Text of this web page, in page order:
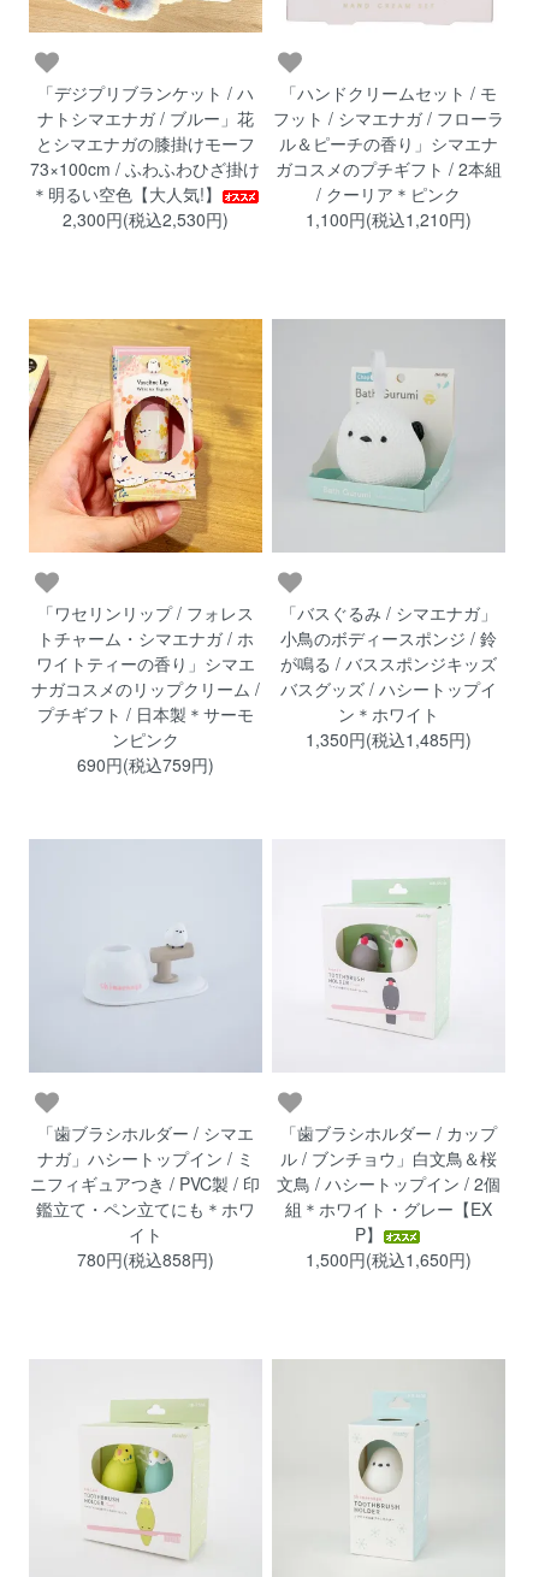
「デジプリブランケット / ハ
ナトシマエナガ / ブルー」花
とシマエナガの膝掛けモーフ
73×100cm / ふわふわひざ掛け
＊明るい空色【大人気!】
2,300円(税込2,530円)
「ハンドクリームセット / モ
フット / シマエナガ / フローラ
ル＆ピーチの香り」シマエナ
ガコスメのプチギフト / 2本組
/ クーリア＊ピンク
1,100円(税込1,210円)
「ワセリンリップ / フォレス
トチャーム・シマエナガ / ホ
ワイトティーの香り」シマエ
ナガコスメのリップクリーム /
プチギフト / 日本製＊サーモ
ンピンク
690円(税込759円)
「バスぐるみ / シマエナガ」
小鳥のボディースポンジ / 鈴
が鳴る / バススポンジキッズ
バスグッズ / ハシートップイ
ン＊ホワイト
1,350円(税込1,485円)
「歯ブラシホルダー / シマエ
ナガ」ハシートップイン / ミ
ニフィギュアつき / PVC製 / 印
鑑立て・ペン立てにも＊ホワ
イト
780円(税込858円)
「歯ブラシホルダー / カップ
ル / ブンチョウ」白文鳥＆桜
文鳥 / ハシートップイン / 2個
組＊ホワイト・グレー【EX
P】
1,500円(税込1,650円)